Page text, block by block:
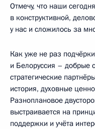
Отмечу, что наши
в конструктивной,
у нас и сложилось за
Как уже не раз
и Белоруссия – добрые
стратегические
история, духовные
Разноплановое
выстраивается на
поддержки и учёта